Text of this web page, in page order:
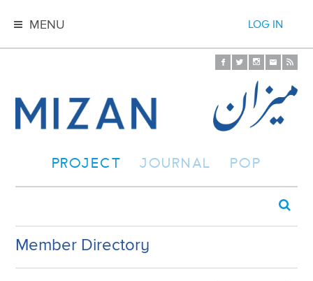
MENU LOG IN
PROJECT JOURNAL POP
Member Directory